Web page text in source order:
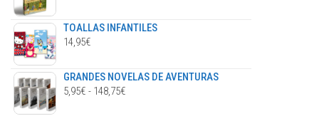
TOALLAS INFANTILES
14,95€
GRANDES NOVELAS DE AVENTURAS
5,95€ - 148,75€